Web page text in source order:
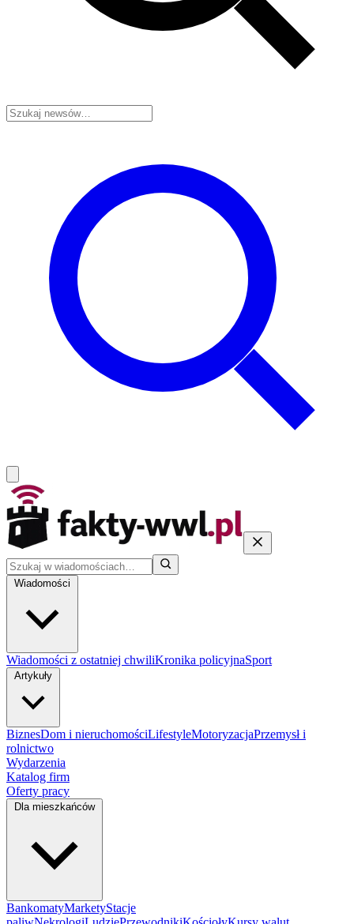
Wiadomości
Wiadomości z ostatniej chwiliKronika policyjnaSport
Artykuły
BiznesDom i nieruchomościLifestyleMotoryzacjaPrzemysł i
rolnictwo
Wydarzenia
Katalog firm
Oferty pracy
Dla mieszkańców
BankomatyMarketyStacje